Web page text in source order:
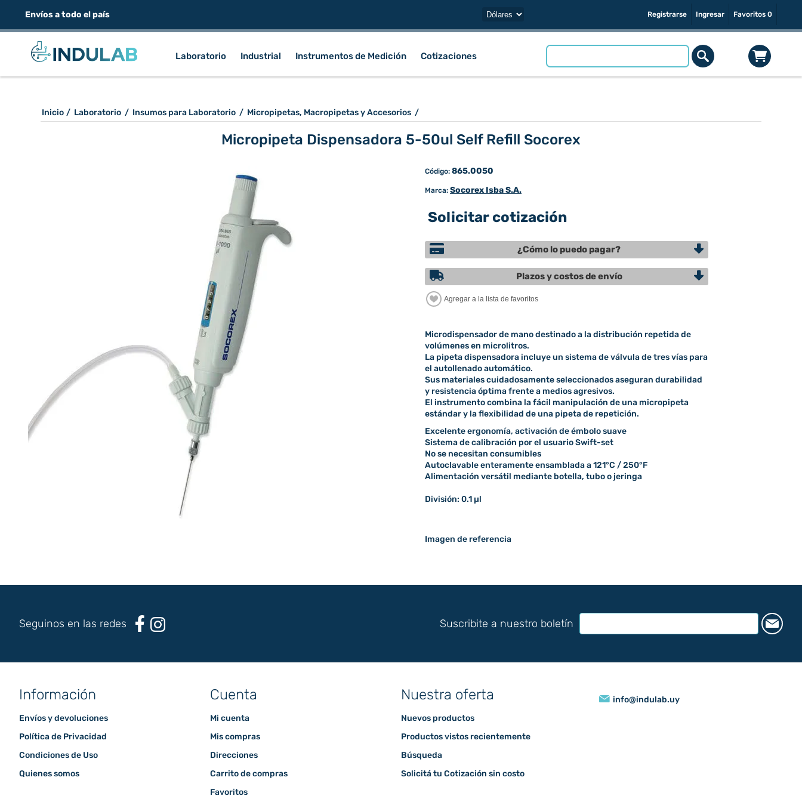
Envíos a todo el país Registrarse Ingresar Favoritos 0
Laboratorio Industrial Instrumentos de Medición Cotizaciones
Inicio / Laboratorio / Insumos para Laboratorio / Micropipetas, Macropipetas y Accesorios /
Micropipeta Dispensadora 5-50ul Self Refill Socorex
Código: 865.0050
Marca: Socorex Isba S.A.
Solicitar cotización
¿Cómo lo puedo pagar?
Plazos y costos de envío
Microdispensador de mano destinado a la distribución repetida de
volúmenes en microlitros.
La pipeta dispensadora incluye un sistema de válvula de tres vías para
el autollenado automático.
Sus materiales cuidadosamente seleccionados aseguran durabilidad
y resistencia óptima frente a medios agresivos.
El instrumento combina la fácil manipulación de una micropipeta
estándar y la flexibilidad de una pipeta de repetición.
Excelente ergonomía, activación de émbolo suave
Sistema de calibración por el usuario Swift-set
No se necesitan consumibles
Autoclavable enteramente ensamblada a 121°C / 250°F
Alimentación versátil mediante botella, tubo o jeringa
División: 0.1 µl
Imagen de referencia
Seguinos en las redes Suscribite a nuestro boletín
Información
Envíos y devoluciones
Política de Privacidad
Condiciones de Uso
Quienes somos
Cuenta
Mi cuenta
Mis compras
Direcciones
Carrito de compras
Favoritos
Nuestra oferta
Nuevos productos
Productos vistos recientemente
Búsqueda
Solicitá tu Cotización sin costo
info@indulab.uy